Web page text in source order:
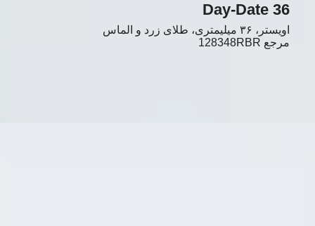
Day-Date 36
اویستر، ۳۶ میلیمتری، طلای زرد و الماس
مرجع 128348RBR